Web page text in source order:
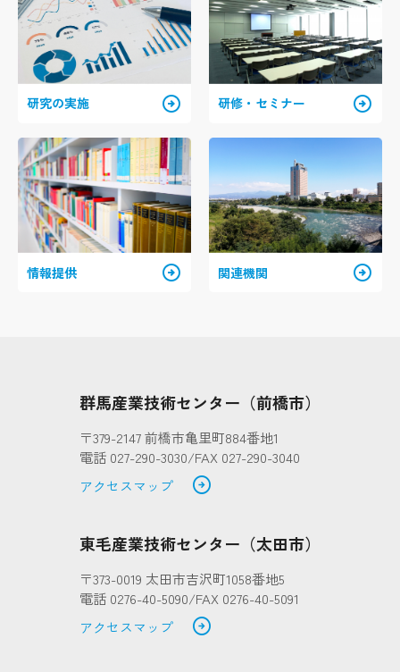
研究の実施 arrow_circle_right 研修・セミナー arrow_circle_right
情報提供 arrow_circle_right 関連機関 arrow_circle_right
群馬産業技術センター（前橋市）
〒379-2147 前橋市亀里町884番地1
電話 027-290-3030/FAX 027-290-3040
アクセスマップ
arrow_circle_right
東毛産業技術センター（太田市）
〒373-0019 太田市吉沢町1058番地5
電話 0276-40-5090/FAX 0276-40-5091
アクセスマップ
arrow_circle_right